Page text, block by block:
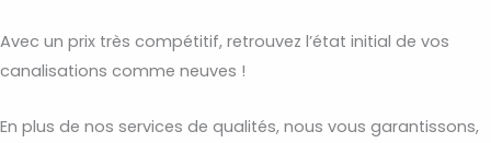
Avec un prix très compétitif, retrouvez l’état initial de vos
canalisations comme neuves !
En plus de nos services de qualités, nous vous garantissons,